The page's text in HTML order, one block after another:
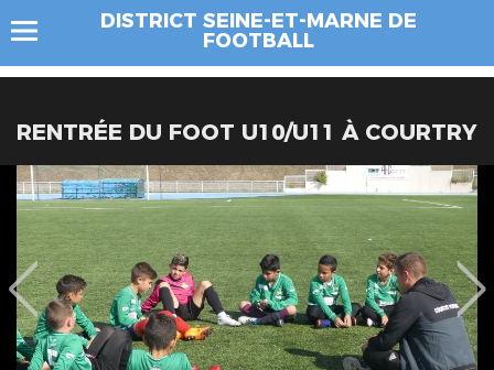
DISTRICT SEINE-ET-MARNE DE
FOOTBALL
RENTRÉE DU FOOT U10/U11 À COURTRY